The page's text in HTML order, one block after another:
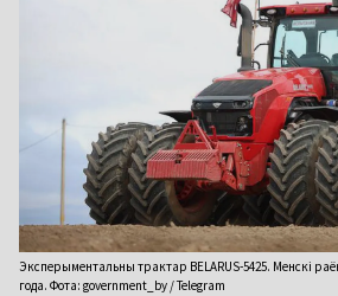
Эксперыментальны трактар BELARUS-5425. Менскі
года. Фота: government_by / Telegram